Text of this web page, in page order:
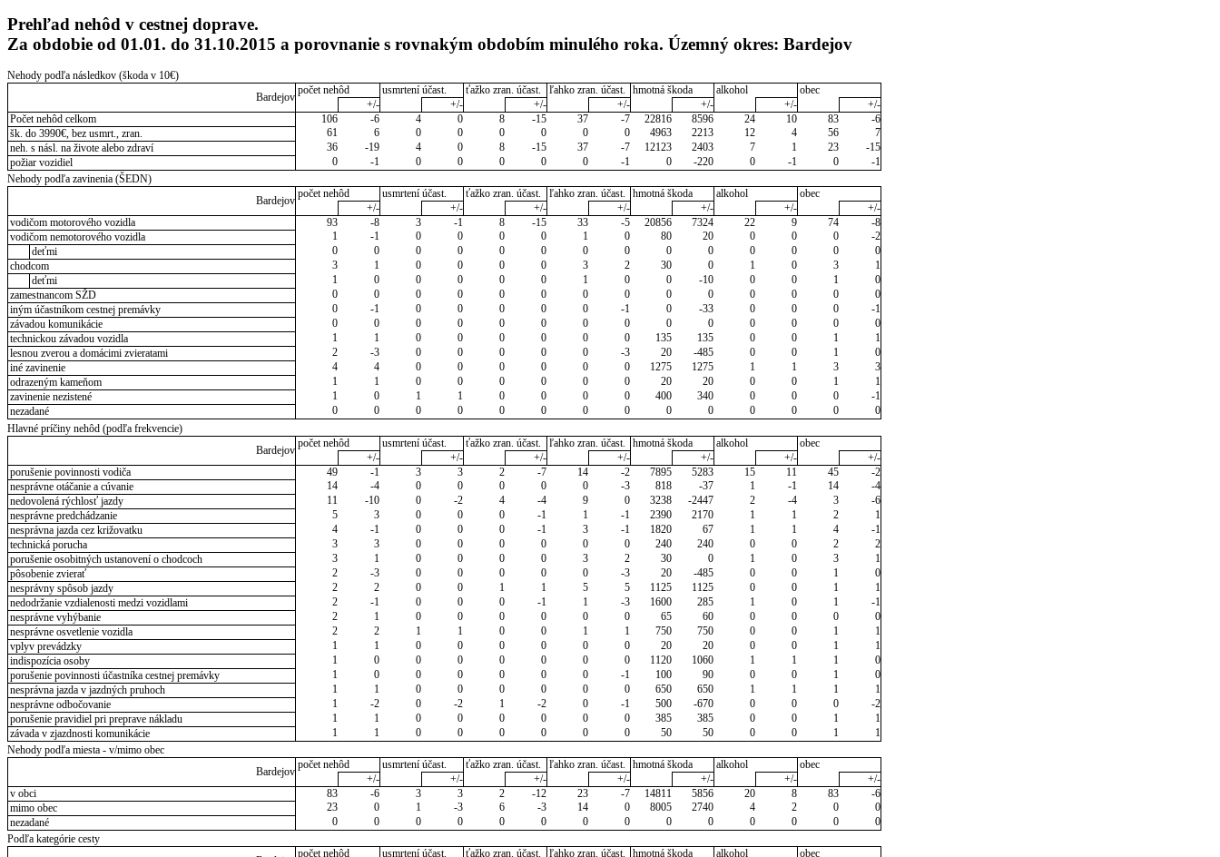
Prehľad nehôd v cestnej doprave.
Za obdobie od 01.01. do 31.10.2015 a porovnanie s rovnakým obdobím minulého roka. Územný okres: Bardejov
Nehody podľa následkov (škoda v 10€)
Bardejov
počet nehôd usmrtení účast. ťažko zran. účast. ľahko zran. účast. hmotná škoda alkohol
obec
+/-
+/- +/- +/- +/- +/-
+/-
Počet nehôd celkom
106 -6 4 0 8 -15 37 -7 22816 8596 24 10 83
-6
šk. do 3990€, bez usmrt., zran.
61 6 0 0 0 0 0 0 4963 2213 12 4 56
7
neh. s násl. na živote alebo zdraví
36 -19 4 0 8 -15 37 -7 12123 2403 7 1 23
-15
požiar vozidiel
0 -1 0 0 0 0 0 -1 0 -220 0 -1 0
-1
Nehody podľa zavinenia (ŠEDN)
Bardejov
počet nehôd usmrtení účast. ťažko zran. účast. ľahko zran. účast. hmotná škoda alkohol
obec
+/-
+/- +/- +/- +/- +/-
+/-
vodičom motorového vozidla
93 -8 3 -1 8 -15 33 -5 20856 7324 22 9 74
-8
vodičom nemotorového vozidla
1 -1 0 0 0 0 1 0 80 20 0 0 0
-2
deťmi
0 0 0 0 0 0 0 0 0 0 0 0 0
0
chodcom
3 1 0 0 0 0 3 2 30 0 1 0 3
1
deťmi
1 0 0 0 0 0 1 0 0 -10 0 0 1
0
zamestnancom SŽD
0 0 0 0 0 0 0 0 0 0 0 0 0
0
iným účastníkom cestnej premávky
0 -1 0 0 0 0 0 -1 0 -33 0 0 0
-1
závadou komunikácie
0 0 0 0 0 0 0 0 0 0 0 0 0
0
technickou závadou vozidla
1 1 0 0 0 0 0 0 135 135 0 0 1
1
lesnou zverou a domácimi zvieratami
2 -3 0 0 0 0 0 -3 20 -485 0 0 1
0
iné zavinenie
4 4 0 0 0 0 0 0 1275 1275 1 1 3
3
odrazeným kameňom
1 1 0 0 0 0 0 0 20 20 0 0 1
1
zavinenie nezistené
1 0 1 1 0 0 0 0 400 340 0 0 0
-1
nezadané
0 0 0 0 0 0 0 0 0 0 0 0 0
0
Hlavné príčiny nehôd (podľa frekvencie)
Bardejov
počet nehôd usmrtení účast. ťažko zran. účast. ľahko zran. účast. hmotná škoda alkohol
obec
+/-
+/- +/- +/- +/- +/-
+/-
porušenie povinnosti vodiča
49 -1 3 3 2 -7 14 -2 7895 5283 15 11 45
-2
nesprávne otáčanie a cúvanie
14 -4 0 0 0 0 0 -3 818 -37 1 -1 14
-4
nedovolená rýchlosť jazdy
11 -10 0 -2 4 -4 9 0 3238 -2447 2 -4 3
-6
nesprávne predchádzanie
5 3 0 0 0 -1 1 -1 2390 2170 1 1 2
1
nesprávna jazda cez križovatku
4 -1 0 0 0 -1 3 -1 1820 67 1 1 4
-1
technická porucha
3 3 0 0 0 0 0 0 240 240 0 0 2
2
porušenie osobitných ustanovení o chodcoch
3 1 0 0 0 0 3 2 30 0 1 0 3
1
pôsobenie zvierať
2 -3 0 0 0 0 0 -3 20 -485 0 0 1
0
nesprávny spôsob jazdy
2 2 0 0 1 1 5 5 1125 1125 0 0 1
1
nedodržanie vzdialenosti medzi vozidlami
2 -1 0 0 0 -1 1 -3 1600 285 1 0 1
-1
nesprávne vyhýbanie
2 1 0 0 0 0 0 0 65 60 0 0 0
0
nesprávne osvetlenie vozidla
2 2 1 1 0 0 1 1 750 750 0 0 1
1
vplyv prevádzky
1 1 0 0 0 0 0 0 20 20 0 0 1
1
indispozícia osoby
1 0 0 0 0 0 0 0 1120 1060 1 1 1
0
porušenie povinnosti účastníka cestnej premávky
1 0 0 0 0 0 0 -1 100 90 0 0 1
0
nesprávna jazda v jazdných pruhoch
1 1 0 0 0 0 0 0 650 650 1 1 1
1
nesprávne odbočovanie
1 -2 0 -2 1 -2 0 -1 500 -670 0 0 0
-2
porušenie pravidiel pri preprave nákladu
1 1 0 0 0 0 0 0 385 385 0 0 1
1
závada v zjazdnosti komunikácie
1 1 0 0 0 0 0 0 50 50 0 0 1
1
Nehody podľa miesta - v/mimo obec
Bardejov
počet nehôd usmrtení účast. ťažko zran. účast. ľahko zran. účast. hmotná škoda alkohol
obec
+/-
+/- +/- +/- +/- +/-
+/-
v obci
83 -6 3 3 2 -12 23 -7 14811 5856 20 8 83
-6
mimo obec
23 0 1 -3 6 -3 14 0 8005 2740 4 2 0
0
nezadané
0 0 0 0 0 0 0 0 0 0 0 0 0
0
Podľa kategórie cesty
počet nehôd usmrtení účast. ťažko zran. účast. ľahko zran. účast. hmotná škoda alkohol
obec